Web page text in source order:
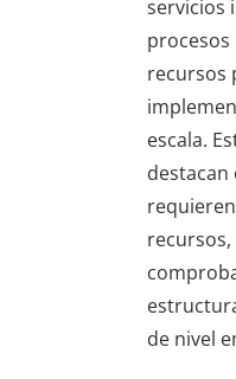
servicios
procesos
recursos
escala.
destacan
de nivel